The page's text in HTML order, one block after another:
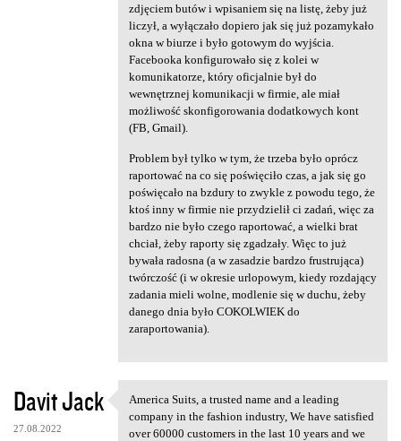
zdjęciem butów i wpisaniem się na listę, żeby już
liczył, a wyłączało dopiero jak się już pozamykało
okna w biurze i było gotowym do wyjścia.
Facebooka konfigurowało się z kolei w
komunikatorze, który oficjalnie był do
wewnętrznej komunikacji w firmie, ale miał
możliwość skonfigorowania dodatkowych kont
(FB, Gmail).
Problem był tylko w tym, że trzeba było oprócz
raportować na co się poświęciło czas, a jak się go
poświęcało na bzdury to zwykle z powodu tego, że
ktoś inny w firmie nie przydzielił ci zadań, więc za
bardzo nie było czego raportować, a wielki brat
chciał, żeby raporty się zgadzały. Więc to już
bywała radosna (a w zasadzie bardzo frustrująca)
twórczość (i w okresie urlopowym, kiedy rozdający
zadania mieli wolne, modlenie się w duchu, żeby
danego dnia było COKOLWIEK do
zaraportowania).
Davit Jack
27.08.2022
America Suits, a trusted name
America Suits, a trusted name and a leading
company in the fashion industry, We have satisfied
over 60000 customers in the last 10 years and we